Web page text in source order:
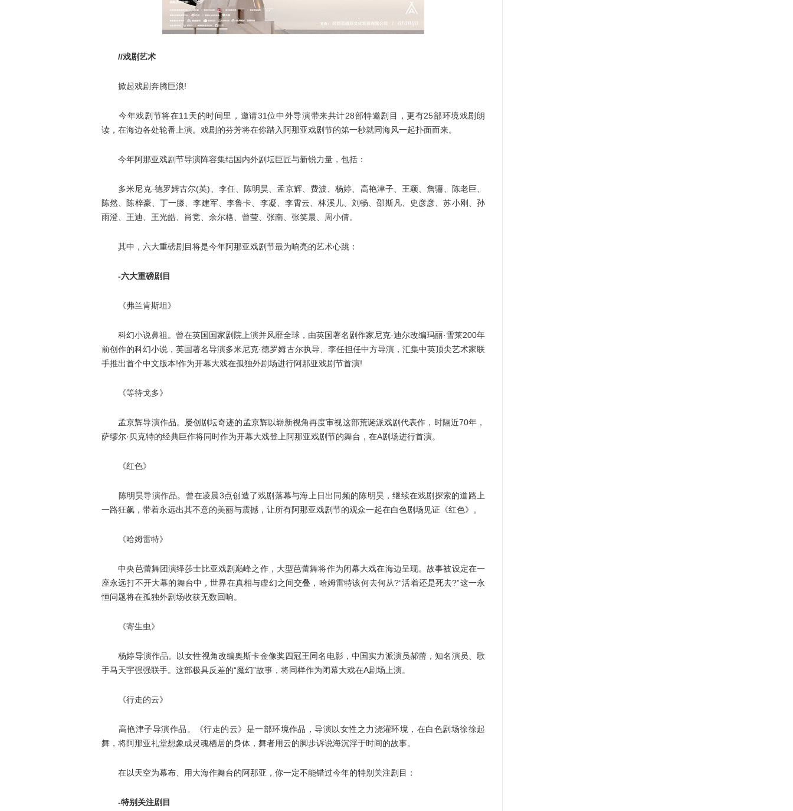
//戏剧艺术
掀起戏剧奔腾巨浪!
今年戏剧节将在11天的时间里，邀请31位中外导演带来共计28部特邀剧目，更有25部环境戏剧朗
读，在海边各处轮番上演。戏剧的芬芳将在你踏入阿那亚戏剧节的第一秒就同海风一起扑面而来。
今年阿那亚戏剧节导演阵容集结国内外剧坛巨匠与新锐力量，包括：
多米尼克·德罗姆古尔(英)、李任、陈明昊、孟京辉、费波、杨婷、高艳津子、王颖、詹骊、陈老巨、
陈然、陈梓豪、丁一滕、李建军、李鲁卡、李凝、李霄云、林溪儿、刘畅、邵斯凡、史彦彦、苏小刚、孙
雨澄、王迪、王光皓、肖竞、余尔格、曾莹、张南、张笑晨、周小倩。
其中，六大重磅剧目将是今年阿那亚戏剧节最为响亮的艺术心跳：
-六大重磅剧目
《弗兰肯斯坦》
科幻小说鼻祖。曾在英国国家剧院上演并风靡全球，由英国著名剧作家尼克·迪尔改编玛丽·雪莱200年
前创作的科幻小说，英国著名导演多米尼克·德罗姆古尔执导、李任担任中方导演，汇集中英顶尖艺术家联
手推出首个中文版本!作为开幕大戏在孤独外剧场进行阿那亚戏剧节首演!
《等待戈多》
孟京辉导演作品。屡创剧坛奇迹的孟京辉以崭新视角再度审视这部荒诞派戏剧代表作，时隔近70年，
萨缪尔·贝克特的经典巨作将同时作为开幕大戏登上阿那亚戏剧节的舞台，在A剧场进行首演。
《红色》
陈明昊导演作品。曾在凌晨3点创造了戏剧落幕与海上日出同频的陈明昊，继续在戏剧探索的道路上
一路狂飙，带着永远出其不意的美丽与震撼，让所有阿那亚戏剧节的观众一起在白色剧场见证《红色》。
《哈姆雷特》
中央芭蕾舞团演绎莎士比亚戏剧巅峰之作，大型芭蕾舞将作为闭幕大戏在海边呈现。故事被设定在一
座永远打不开大幕的舞台中，世界在真相与虚幻之间交叠，哈姆雷特该何去何从?“活着还是死去?”这一永
恒问题将在孤独外剧场收获无数回响。
《寄生虫》
杨婷导演作品。以女性视角改编奥斯卡金像奖四冠王同名电影，中国实力派演员郝蕾，知名演员、歌
手马天宇强强联手。这部极具反差的“魔幻”故事，将同样作为闭幕大戏在A剧场上演。
《行走的云》
高艳津子导演作品。《行走的云》是一部环境作品，导演以女性之力浇灌环境，在白色剧场徐徐起
舞，将阿那亚礼堂想象成灵魂栖居的身体，舞者用云的脚步诉说海沉浮于时间的故事。
在以天空为幕布、用大海作舞台的阿那亚，你一定不能错过今年的特别关注剧目：
-特别关注剧目